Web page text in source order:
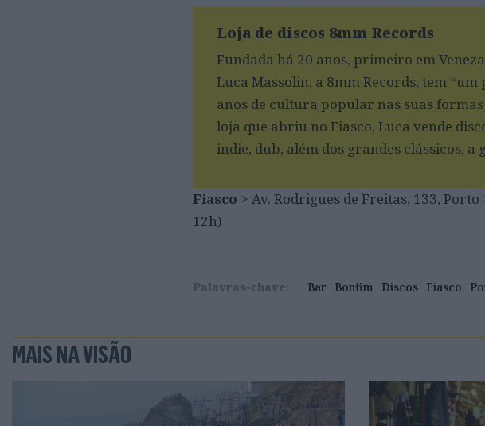
Loja de discos 8mm Records
Fundada há 20 anos, primeiro em
Luca Massolin, a 8mm Records, tem
anos de cultura popular nas suas
loja que abriu no Fiasco, Luca vende
indie, dub, além dos grandes clássicos,
Fiasco > Av. Rodrigues de Freitas, 133,
12h)
Palavras-chave: Bar Bonfim Discos Fiasco
MAIS NA VISÃO